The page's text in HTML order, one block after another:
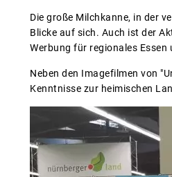
Die große Milchkanne, in der
Blicke auf sich. Auch ist der
Werbung für regionales
Neben den Imagefilmen von
Kenntnisse zur heimischen